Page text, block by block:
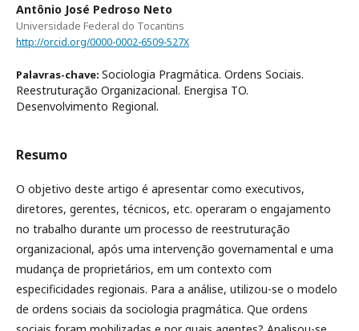
Antônio José Pedroso Neto
Universidade Federal do Tocantins
http://orcid.org/0000-0002-6509-527X
Palavras-chave: Sociologia Pragmática. Ordens Sociais.
Reestruturação Organizacional. Energisa TO.
Desenvolvimento Regional.
Resumo
O objetivo deste artigo é apresentar como executivos,
diretores, gerentes, técnicos, etc. operaram o engajamento
no trabalho durante um processo de reestruturação
organizacional, após uma intervenção governamental e uma
mudança de proprietários, em um contexto com
especificidades regionais. Para a análise, utilizou-se o modelo
de ordens sociais da sociologia pragmática. Que ordens